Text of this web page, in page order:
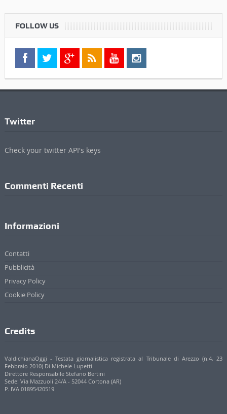
FOLLOW US
Twitter
Check your twitter API's keys
Commenti Recenti
Informazioni
Contatti
Pubblicità
Privacy Policy
Cookie Policy
Credits
ValdichianaOggi - Testata giornalistica registrata al Tribunale di Arezzo (n.4, 23
Febbraio 2010) Di Michele Lupetti
Direttore Responsabile Stefano Bertini
Sede: Via Mazzuoli 24/A - 52044 Cortona (AR)
P. IVA 01895420519